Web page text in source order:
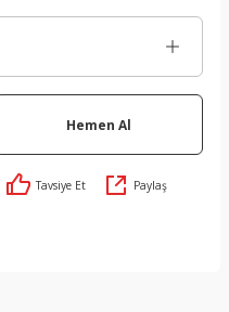
Hemen Al
Tavsiye Et Paylaş